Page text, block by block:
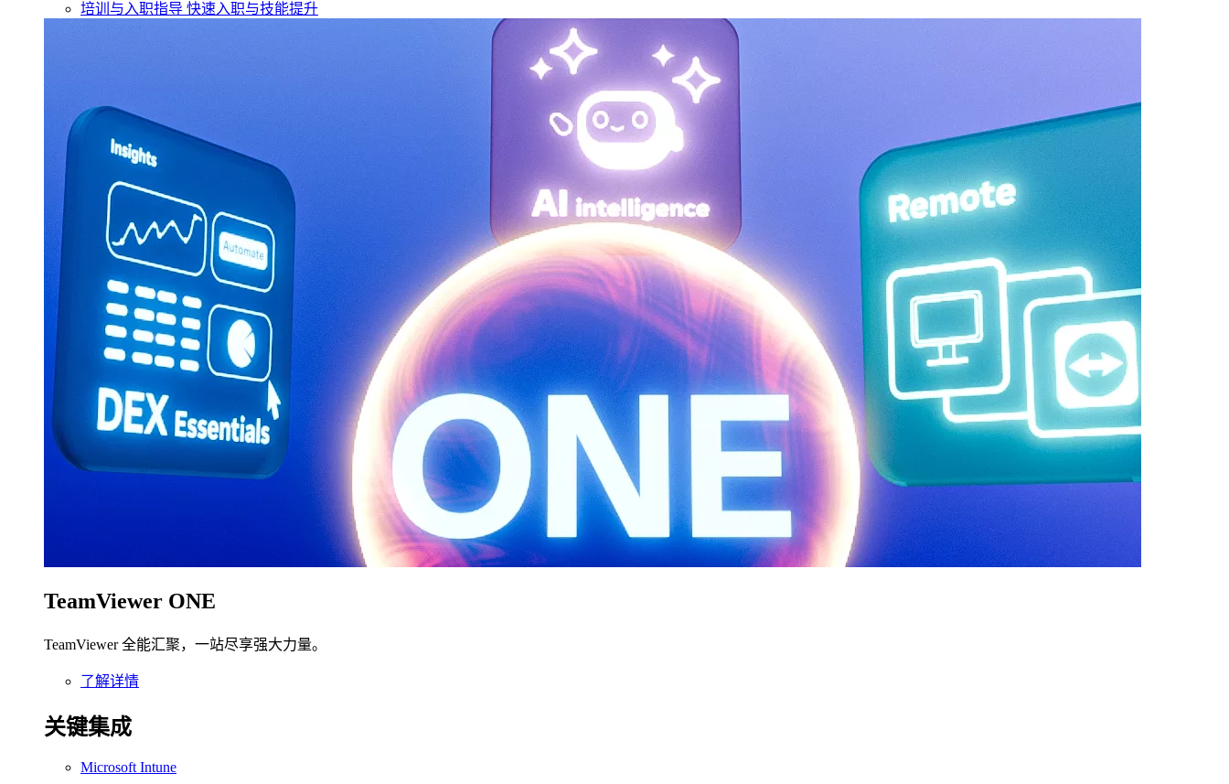
培训与入职指导 快速入职与技能提升
TeamViewer ONE
TeamViewer 全能汇聚，一站尽享强大力量。
了解详情
关键集成
Microsoft Intune